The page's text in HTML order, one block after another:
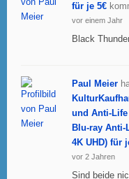
für je 5€
vor einem Jahr
Black
Paul Meier
und Anti-Life
Blu-ray Anti-
4K UHD) für
vor 2 Jahren
Sind beide